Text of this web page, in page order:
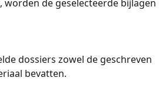
de geselecteerde bijlagen
dossiers zowel de geschreven
bevatten.